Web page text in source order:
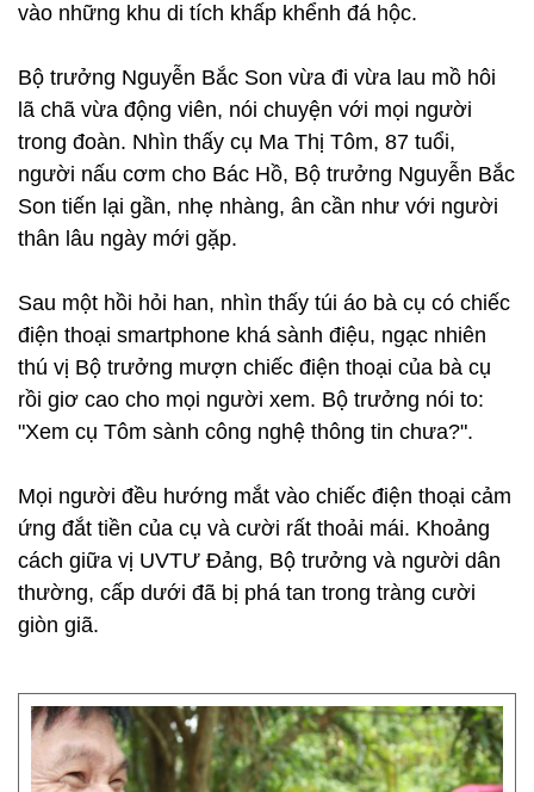
vào những khu di tích khấp khểnh đá hộc.
Bộ trưởng Nguyễn Bắc Son vừa đi vừa lau mồ hôi
lã chã vừa động viên, nói chuyện với mọi người
trong đoàn. Nhìn thấy cụ Ma Thị Tôm, 87 tuổi,
người nấu cơm cho Bác Hồ, Bộ trưởng Nguyễn Bắc
Son tiến lại gần, nhẹ nhàng, ân cần như với người
thân lâu ngày mới gặp.
Sau một hồi hỏi han, nhìn thấy túi áo bà cụ có chiếc
điện thoại smartphone khá sành điệu, ngạc nhiên
thú vị Bộ trưởng mượn chiếc điện thoại của bà cụ
rồi giơ cao cho mọi người xem. Bộ trưởng nói to:
"Xem cụ Tôm sành công nghệ thông tin chưa?".
Mọi người đều hướng mắt vào chiếc điện thoại cảm
ứng đắt tiền của cụ và cười rất thoải mái. Khoảng
cách giữa vị UVTƯ Đảng, Bộ trưởng và người dân
thường, cấp dưới đã bị phá tan trong tràng cười
giòn giã.